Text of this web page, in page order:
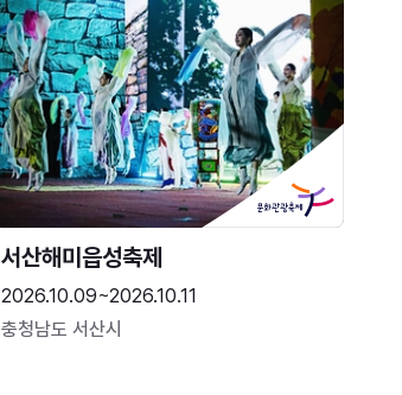
서산해미읍성축제
2026.10.09~2026.10.11
충청남도 서산시